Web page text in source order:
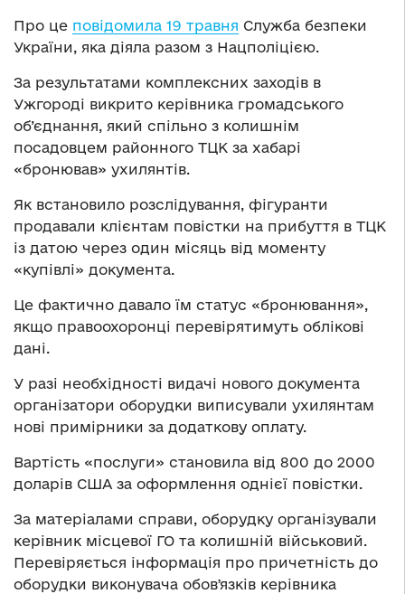
Про це повідомила 19 травня Служба безпеки
України, яка діяла разом з Нацполіцією.
За результатами комплексних заходів в
Ужгороді викрито керівника громадського
об’єднання, який спільно з колишнім
посадовцем районного ТЦК за хабарі
«бронював» ухилянтів.
Як встановило розслідування, фігуранти
продавали клієнтам повістки на прибуття в ТЦК
із датою через один місяць від моменту
«купівлі» документа.
Це фактично давало їм статус «бронювання»,
якщо правоохоронці перевірятимуть облікові
дані.
У разі необхідності видачі нового документа
організатори оборудки виписували ухилянтам
нові примірники за додаткову оплату.
Вартість «послуги» становила від 800 до 2000
доларів США за оформлення однієї повістки.
За матеріалами справи, оборудку організували
керівник місцевої ГО та колишній військовий.
Перевіряється інформація про причетність до
оборудки виконувача обовʼязків керівника